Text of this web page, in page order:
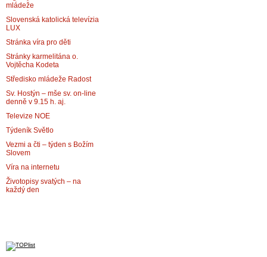
mládeže
Slovenská katolická televízia
LUX
Stránka víra pro děti
Stránky karmelitána o.
Vojtěcha Kodeta
Středisko mládeže Radost
Sv. Hostýn – mše sv. on-line
denně v 9.15 h. aj.
Televize NOE
Týdeník Světlo
Vezmi a čti – týden s Božím
Slovem
Víra na internetu
Životopisy svatých – na
každý den